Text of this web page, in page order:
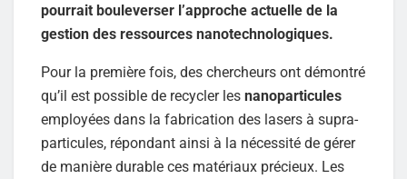
pourrait bouleverser l’approche actuelle de la
gestion des ressources nanotechnologiques.
Pour la première fois, des chercheurs ont démontré
qu’il est possible de recycler les nanoparticules
employées dans la fabrication des lasers à supra-
particules, répondant ainsi à la nécessité de gérer
de manière durable ces matériaux précieux. Les